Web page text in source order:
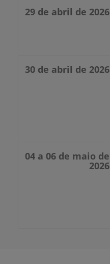
29 de abril de 2026
30 de abril de 2026
04 a 06 de maio de
2026